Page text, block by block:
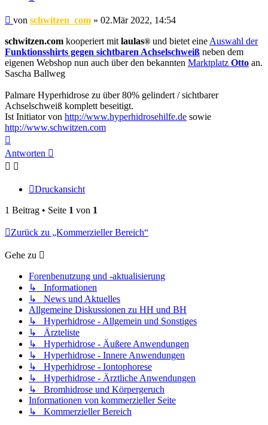
Beitrag
von schwitzen_com » 02.Mär 2022, 14:54
schwitzen.com kooperiert mit laulas® und bietet eine Auswahl der
Funktionsshirts gegen sichtbaren Achselschweiß neben dem
eigenen Webshop nun auch über den bekannten Marktplatz Otto an.
Sascha Ballweg
Palmare Hyperhidrose zu über 80% gelindert / sichtbarer
Achselschweiß komplett beseitigt.
Ist Initiator von http://www.hyperhidrosehilfe.de sowie
http://www.schwitzen.com
oben
Antworten
Druckansicht
1 Beitrag • Seite 1 von 1
Zurück zu „Kommerzieller Bereich“
Gehe zu
Forenbenutzung und -aktualisierung
↳ Informationen
↳ News und Aktuelles
Allgemeine Diskussionen zu HH und BH
↳ Hyperhidrose - Allgemein und Sonstiges
↳ Ärzteliste
↳ Hyperhidrose - Äußere Anwendungen
↳ Hyperhidrose - Innere Anwendungen
↳ Hyperhidrose - Iontophorese
↳ Hyperhidrose - Ärztliche Anwendungen
↳ Bromhidrose und Körpergeruch
Informationen von kommerzieller Seite
↳ Kommerzieller Bereich